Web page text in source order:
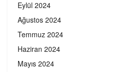
Eylül 2024
Ağustos 2024
Temmuz 2024
Haziran 2024
Mayıs 2024